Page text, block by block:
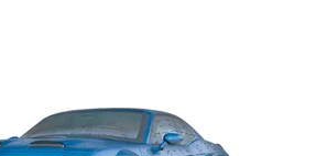
RAVENSBURGER